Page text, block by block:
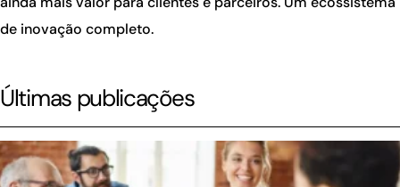
de inovação completo.
Últimas publicações